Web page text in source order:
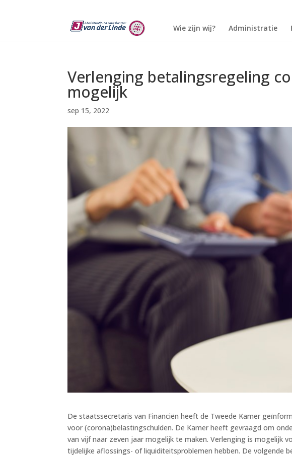
Wie zijn wij? Administratie
Verlenging betalingsregeling
mogelijk
sep 15, 2022
De staatssecretaris van Financiën heeft de Tweede Kamer
voor (corona)belastingschulden. De Kamer heeft gevraagd om
van vijf naar zeven jaar mogelijk te maken. Verlenging is mogelijk
tijdelijke aflossings- of liquiditeitsproblemen hebben. De volgende